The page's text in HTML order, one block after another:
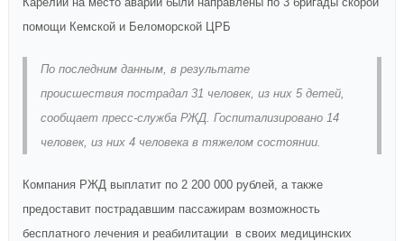
помощи Кемской и Беломорской ЦРБ
По последним данным, в результате
происшествия пострадал 31 человек, из них 5 детей,
сообщает пресс-служба РЖД. Госпитализировано 14
человек, из них 4 человека в тяжелом состоянии.
Компания РЖД выплатит по 2 200 000 рублей, а также
предоставит пострадавшим пассажирам возможность
бесплатного лечения и реабилитации в своих медицинских